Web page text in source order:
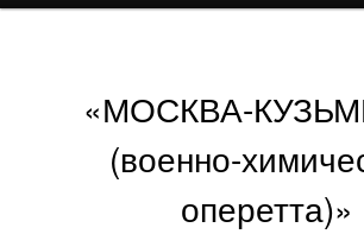
«МОСКВА-
(военно-
оперетта)»